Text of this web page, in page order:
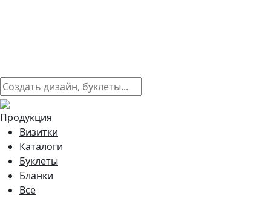
Продукция
Визитки
Каталоги
Буклеты
Бланки
Все